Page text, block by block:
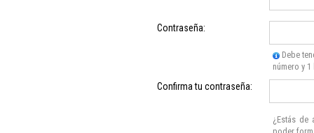
Contraseña:
Debe
número y
Confirma tu contraseña:
¿Estás de